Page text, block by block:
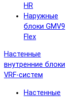
HR
Наружные
блоки GMV9
Flex
Настенные
внутренние блоки
VRF-систем
Настенные